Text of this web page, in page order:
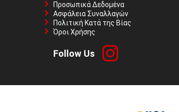
Προσωπικά Δεδομένα
Ασφάλεια Συναλλαγών
Πολιτική Κατά της Βίας
Όροι Χρήσης
Follow Us